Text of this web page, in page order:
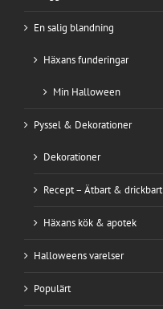
En salig blandning
Häxans funderingar
Min Halloween
Pyssel & Dekorationer
Dekorationer
Recept – Ätbart & drickbart
Häxans kök & apotek
Halloweens varelser
Populärt